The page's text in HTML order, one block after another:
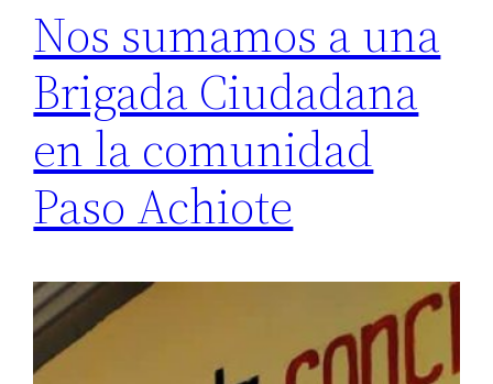
Nos sumamos a una
Brigada Ciudadana
en la comunidad
Paso Achiote